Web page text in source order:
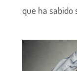
que ha sabido